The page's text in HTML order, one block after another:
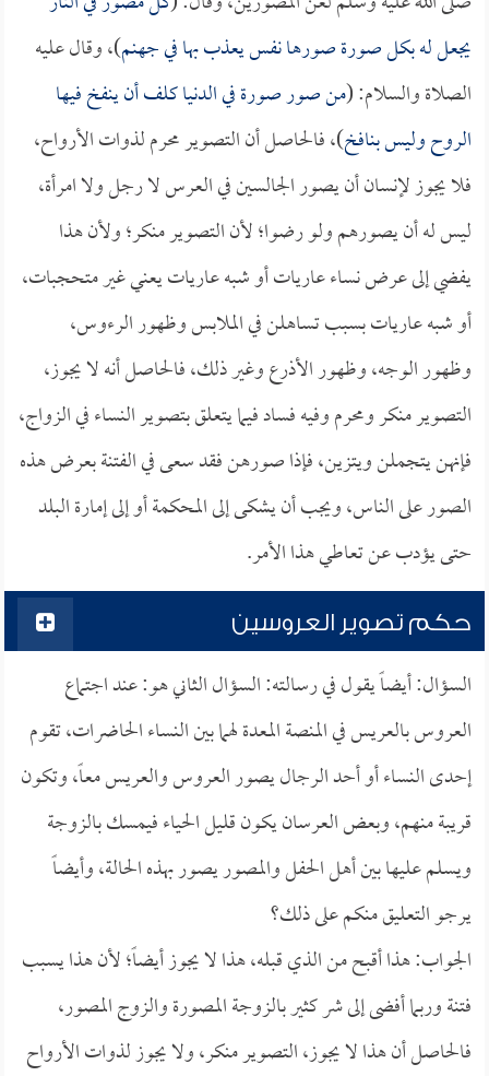
يجعل له بكل صورة صورها نفس يعذب بها في جهنم)، وقال عليه
الصلاة والسلام: (من صور صورة في الدنيا كلف أن ينفخ فيها
الروح وليس بنافخ)، فالحاصل أن التصوير محرم لذوات الأرواح،
فلا يجوز لإنسان أن يصور الجالسين في العرس لا رجل ولا امرأة،
ليس له أن يصورهم ولو رضوا؛ لأن التصوير منكر؛ ولأن هذا
يفضي إلى عرض نساء عاريات أو شبه عاريات يعني غير متحجبات،
أو شبه عاريات بسبب تساهلن في الملابس وظهور الرءوس،
وظهور الوجه، وظهور الأذرع وغير ذلك، فالحاصل أنه لا يجوز،
التصوير منكر ومحرم وفيه فساد فيما يتعلق بتصوير النساء في الزواج،
فإنهن يتجملن ويتزين، فإذا صورهن فقد سعى في الفتنة بعرض هذه
الصور على الناس، ويجب أن يشكى إلى المحكمة أو إلى إمارة البلد
حتى يؤدب عن تعاطي هذا الأمر.
حكم تصوير العروسين
السؤال: أيضاً يقول في رسالته: السؤال الثاني هو: عند اجتماع
العروس بالعريس في المنصة المعدة لهما بين النساء الحاضرات، تقوم
إحدى النساء أو أحد الرجال يصور العروس والعريس معاً، وتكون
قريبة منهم، وبعض العرسان يكون قليل الحياء فيمسك بالزوجة
ويسلم عليها بين أهل الحفل والمصور يصور بهذه الحالة، وأيضاً
يرجو التعليق منكم على ذلك؟
الجواب: هذا أقبح من الذي قبله، هذا لا يجوز أيضاً؛ لأن هذا يسبب
فتنة وربما أفضى إلى شر كثير بالزوجة المصورة والزوج المصور،
فالحاصل أن هذا لا يجوز، التصوير منكر، ولا يجوز لذوات الأرواح